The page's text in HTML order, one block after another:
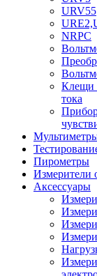
URV55
NRPC
Клещи
тока
Пирометры
Измерители
Аксессуары